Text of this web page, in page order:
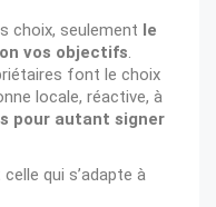
choix, seulement le
vos objectifs.
font le choix
locale, réactive, à
pour autant signer
qui s’adapte à